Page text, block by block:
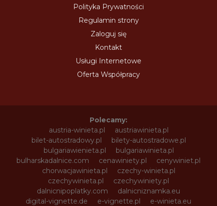
Polityka Prywatności
Regulamin strony
Zaloguj się
Kontakt
Usługi Internetowe
Oferta Współpracy
Polecamy:
austria-winieta.pl
austriawinieta.pl
bilet-autostradowy.pl
bilety-autostradowe.pl
bulgariawienieta.pl
bulgariawinieta.pl
bulharskadalnice.com
cenawiniety.pl
cenywiniet.pl
chorwacjawinieta.pl
czechy-winieta.pl
czechywinieta.pl
czechywiniety.pl
dalnicnipoplatky.com
dalnicniznamka.eu
digital-vignette.de
e-vignette.pl
e-winieta.eu